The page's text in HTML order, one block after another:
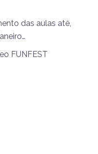
das aulas até,
FUNFEST